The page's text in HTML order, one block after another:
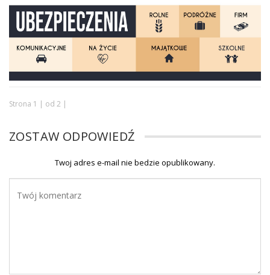
Strona 1 | od 2 |
ZOSTAW ODPOWIEDŹ
Twoj adres e-mail nie bedzie opublikowany.